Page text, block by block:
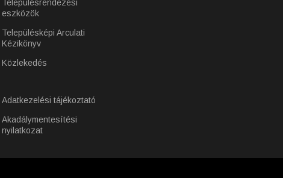
Településrendezési
eszközök
Településképi Arculati
Kézikönyv
Közlekedés
Adatkezelési tájékoztató
Akadálymentesítési
nyilatkozat